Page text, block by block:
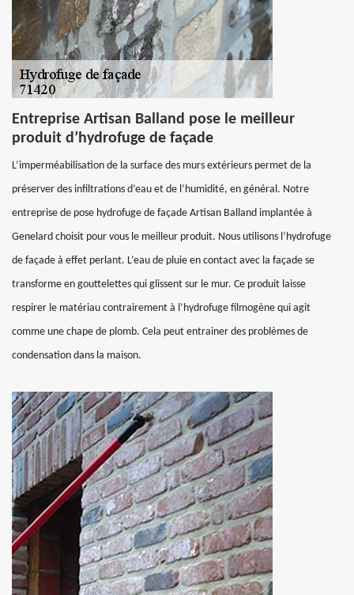
Entreprise Artisan Balland pose le meilleur
produit d’hydrofuge de façade
L’imperméabilisation de la surface des murs extérieurs permet de la
préserver des infiltrations d’eau et de l’humidité, en général. Notre
entreprise de pose hydrofuge de façade Artisan Balland implantée à
Genelard choisit pour vous le meilleur produit. Nous utilisons l’hydrofuge
de façade à effet perlant. L’eau de pluie en contact avec la façade se
transforme en gouttelettes qui glissent sur le mur. Ce produit laisse
respirer le matériau contrairement à l’hydrofuge filmogène qui agit
comme une chape de plomb. Cela peut entrainer des problèmes de
condensation dans la maison.